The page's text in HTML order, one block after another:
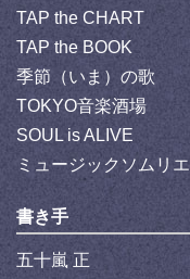
TAP the CHART
TAP the BOOK
季節（いま）の歌
TOKYO音楽酒場
SOUL is ALIVE
ミュージックソムリエ
書き手
五十嵐 正